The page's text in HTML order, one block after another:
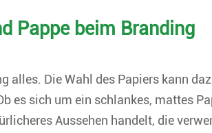
Pappe beim Branding
alles. Die Wahl des Papiers kann
es sich um ein schlankes, mattes
Aussehen handelt, die